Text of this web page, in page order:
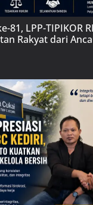
81, LPP-TIPIKOR
Rakyat dari